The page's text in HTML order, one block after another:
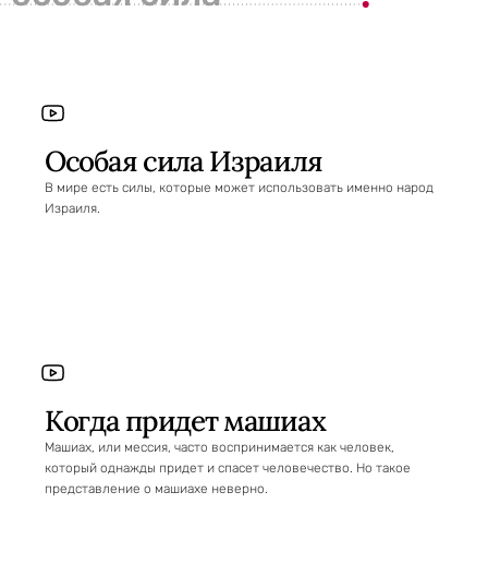
Особая сила Израиля
В мире есть силы, которые может использовать именно народ
Израиля.
Когда придет машиах
Машиах, или мессия, часто воспринимается как человек,
который однажды придет и спасет человечество. Но такое
представление о машиахе неверно.